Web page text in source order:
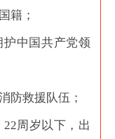
籍；
护中国共产党领
防救援队伍；
周岁以下，出